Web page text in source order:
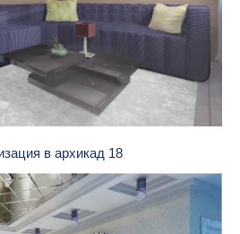
в архикад 18